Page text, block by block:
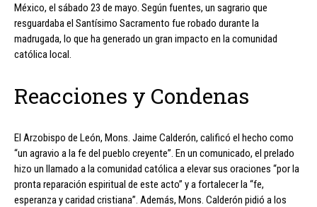
México, el sábado 23 de mayo. Según fuentes, un sagrario que
resguardaba el Santísimo Sacramento fue robado durante la
madrugada, lo que ha generado un gran impacto en la comunidad
católica local.
Reacciones y Condenas
El Arzobispo de León, Mons. Jaime Calderón, calificó el hecho como
“un agravio a la fe del pueblo creyente”. En un comunicado, el prelado
hizo un llamado a la comunidad católica a elevar sus oraciones “por la
pronta reparación espiritual de este acto” y a fortalecer la “fe,
esperanza y caridad cristiana”. Además, Mons. Calderón pidió a los